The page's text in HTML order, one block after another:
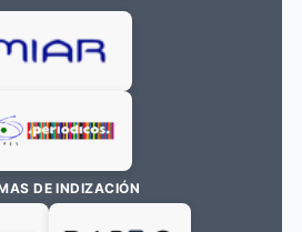
DE INDIZACIÓN